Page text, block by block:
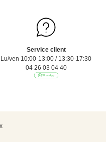
Service client
Lu/ven 10:00-13:00 / 13:30-17:30
04 26 03 04 40